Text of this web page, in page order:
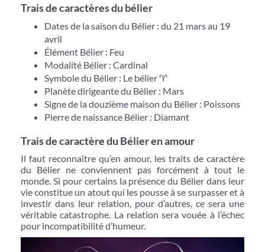
Trais de caractères du bélier
Dates de la saison du Bélier : du 21 mars au 19
avril
Élément Bélier : Feu
Modalité Bélier : Cardinal
Symbole du Bélier : Le bélier ♈️
Planète dirigeante du Bélier : Mars
Signe de la douzième maison du Bélier : Poissons
Pierre de naissance Bélier : Diamant
Trais de caractère du Bélier en amour
Il faut reconnaître qu’en amour, les traits de caractère
du Bélier ne conviennent pas forcément à tout le
monde. Si pour certains la présence du Bélier dans leur
vie constitue un atout qui les pousse à se surpasser et à
investir dans leur relation, pour d’autres, ce sera une
véritable catastrophe. La relation sera vouée à l’échec
pour incompatibilité d’humeur.